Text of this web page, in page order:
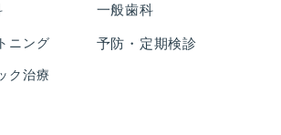
ニング
ク治療
一般歯科
予防・定期検診